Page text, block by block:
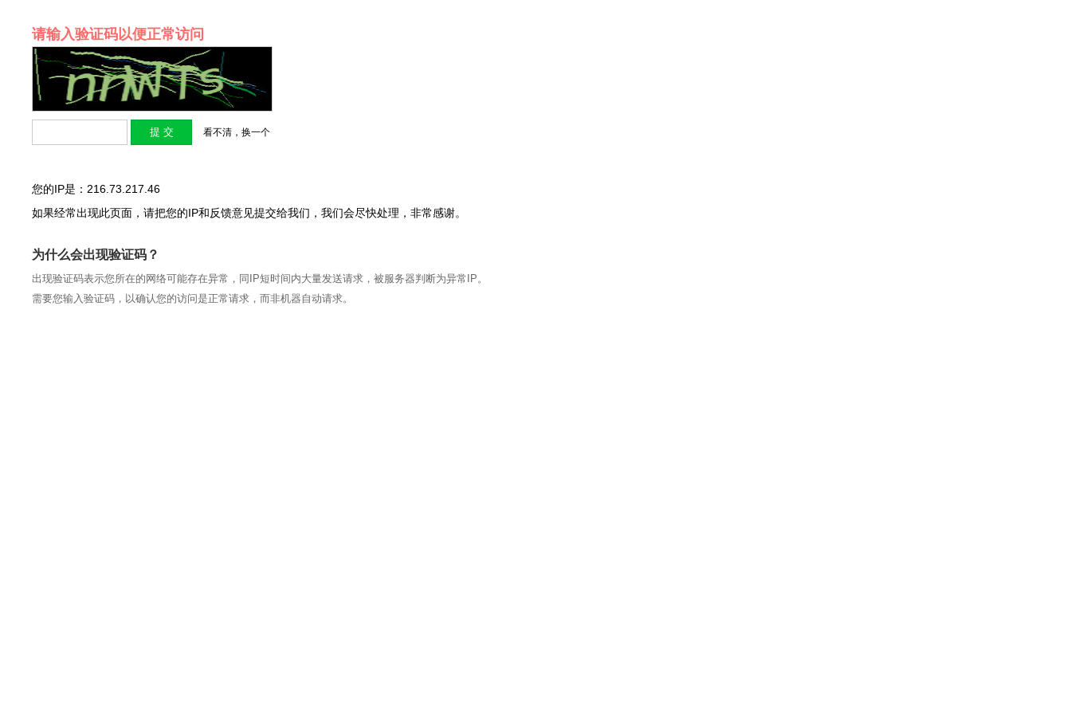
请输入验证码以便正常访问
看不清，换一个
您的IP是：216.73.217.46
如果经常出现此页面，请把您的IP和反馈意见提交给我们，我们会尽快处理，非常感谢。
为什么会出现验证码？
出现验证码表示您所在的网络可能存在异常，同IP短时间内大量发送请求，被服务器判断为异常IP。
需要您输入验证码，以确认您的访问是正常请求，而非机器自动请求。